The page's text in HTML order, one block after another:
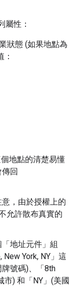
屬性：
狀態 (如果地點為
地點的清楚易懂
傳回
，由於授權上的
允許散布真實的
地址元件」 組
York, NY」這
號碼)、「8th
市) 和「NY」(美國